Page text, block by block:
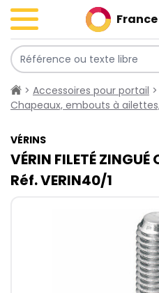
> Accessoires pour portail >
Chapeaux, embouts à
VÉRINS
VÉRIN FILETÉ ZINGUÉ
Réf. VERIN40/1